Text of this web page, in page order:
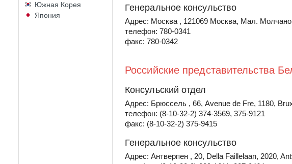
Южная Корея
Япония
Генеральное консульство
Адрес: Москва , 121069 Москва, Мал.
телефон: 780-0341
факс: 780-0342
Российские представительства
Консульский отдел
Адрес: Брюссель , 66, Avenue de Fre, 1180,
телефон: (8-10-32-2) 374-3569, 375-9121
факс: (8-10-32-2) 375-9415
Генеральное консульство
Адрес: Антверпен , 20, Della Faillelaan, 2020,